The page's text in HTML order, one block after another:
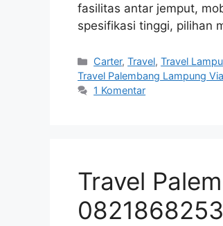
fasilitas antar jemput,
spesifikasi tinggi, pilihan
Kategori
Carter,Travel,Travel
Travel Palembang Lampung
1 Komentar
Travel